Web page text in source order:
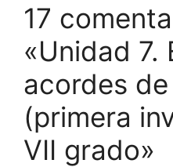
17
«Unidad 7.
acordes
(primera
VII grado»